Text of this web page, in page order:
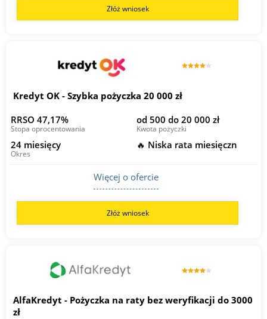
Złóż wniosek
Kredyt OK - Szybka pożyczka 20 000 zł
RRSO 47,17%
Stopa oprocentowania
od 500 do 20 000 zł
Kwota pożyczki
24 miesięcy
Okres
🔥 Niska rata miesięczn
Więcej o ofercie
Złóż wniosek
AlfaKredyt - Pożyczka na raty bez weryfikacji do 3000
zł